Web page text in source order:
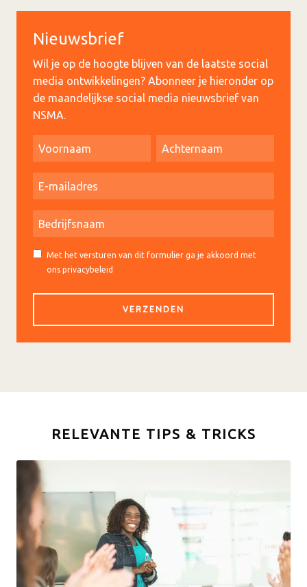
Nieuwsbrief
Wil je op de hoogte blijven van de laatste social
media ontwikkelingen? Abonneer je hieronder op
de maandelijkse social media nieuwsbrief van
NSMA.
Met het versturen van dit formulier ga je akkoord met
ons privacybeleid
RELEVANTE TIPS & TRICKS